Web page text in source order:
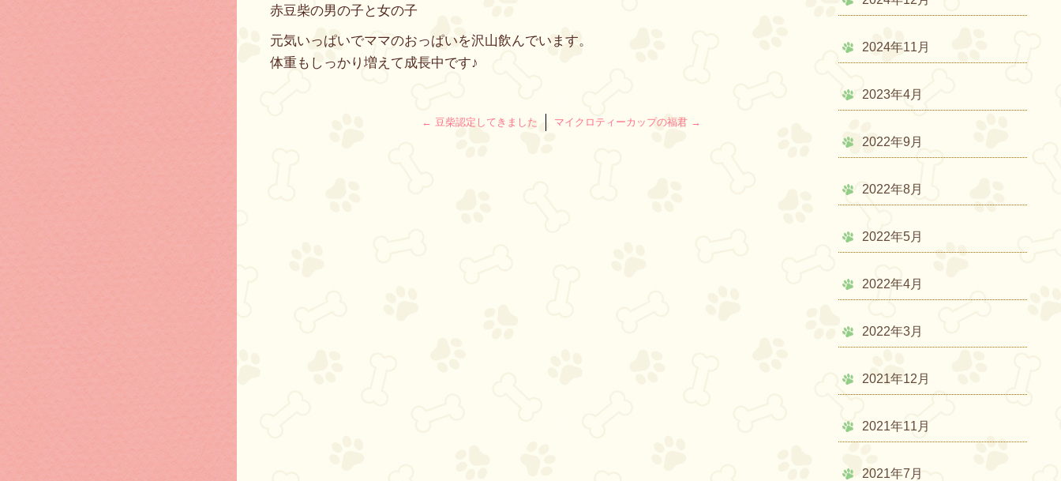
赤豆柴の男の子と女の子
元気いっぱいでママのおっぱいを沢山飲んでいます。
体重もしっかり増えて成長中です♪
← 豆柴認定してきました マイクロティーカップの福君 →
2024年11月
2023年4月
2022年9月
2022年8月
2022年5月
2022年4月
2022年3月
2021年12月
2021年11月
2021年7月